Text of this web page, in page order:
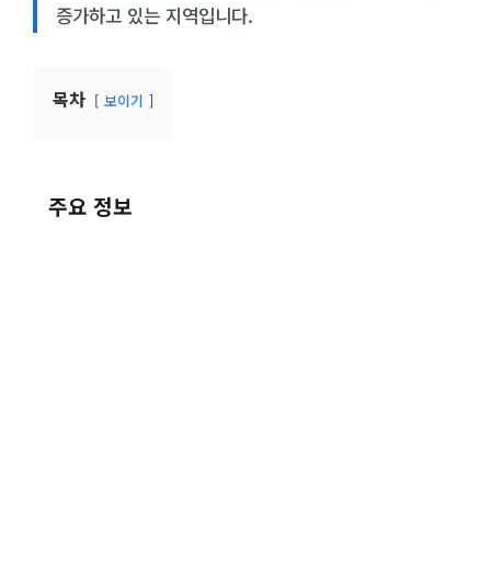
증가하고 있는 지역입니다.
목차 보이기
주요 정보